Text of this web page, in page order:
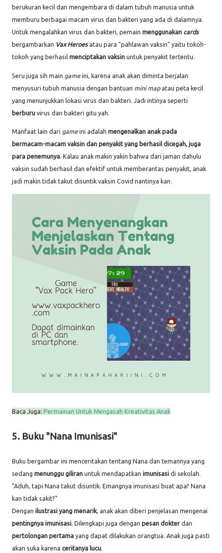
berukuran kecil dan mengembara di dalam tubuh manusia untuk
memburu berbagai macam virus dan bakteri yang ada di dalamnya.
Untuk mengalahkan virus dan bakteri, pemain menggunakan cards
bergambarkan Vax Heroes atau para "pahlawan vaksin" yaitu tokoh-
tokoh yang berhasil menciptakan vaksin untuk penyakit tertentu.
Seru juga sih main gameini, karena anak akan diminta berjalan
menyusuri tubuh manusia dengan bantuan mini mapatau peta kecil
yang menunjukkan lokasi virus dan bakteri. Jadi intinya seperti
berburu virus dan bakteri gitu yah.
Manfaat lain dari gameini adalah mengenalkan anak pada
bermacam-macam vaksin dan penyakit yang berhasil dicegah, juga
para penemunya. Kalau anak makin yakin bahwa dari jaman dahulu
vaksin sudah berhasil dan efektif untuk memberantas penyakit, anak
jadi makin tidak takut disuntik vaksin Covid nantinya kan.
Baca Juga: Permainan Untuk Mengasah Kreativitas Anak
5. Buku "Nana Imunisasi"
Buku bergambar ini menceritakan tentang Nana dan temannya yang
sedang menunggu giliran untuk mendapatkan imunisasi di sekolah.
"Aduh, tapi Nana takut disuntik. Emangnya imunisasi buat apa? Nana
kan tidak sakit?"
Dengan ilustrasi yang menarik, anak akan diberi penjelasan mengenai
pentingnya imunisasi . Dilengkapi juga dengan pesan dokter dan
pertolongan pertama yang dapat dilakukan orangtua. Anak juga pasti
akan suka karena ceritanya lucu